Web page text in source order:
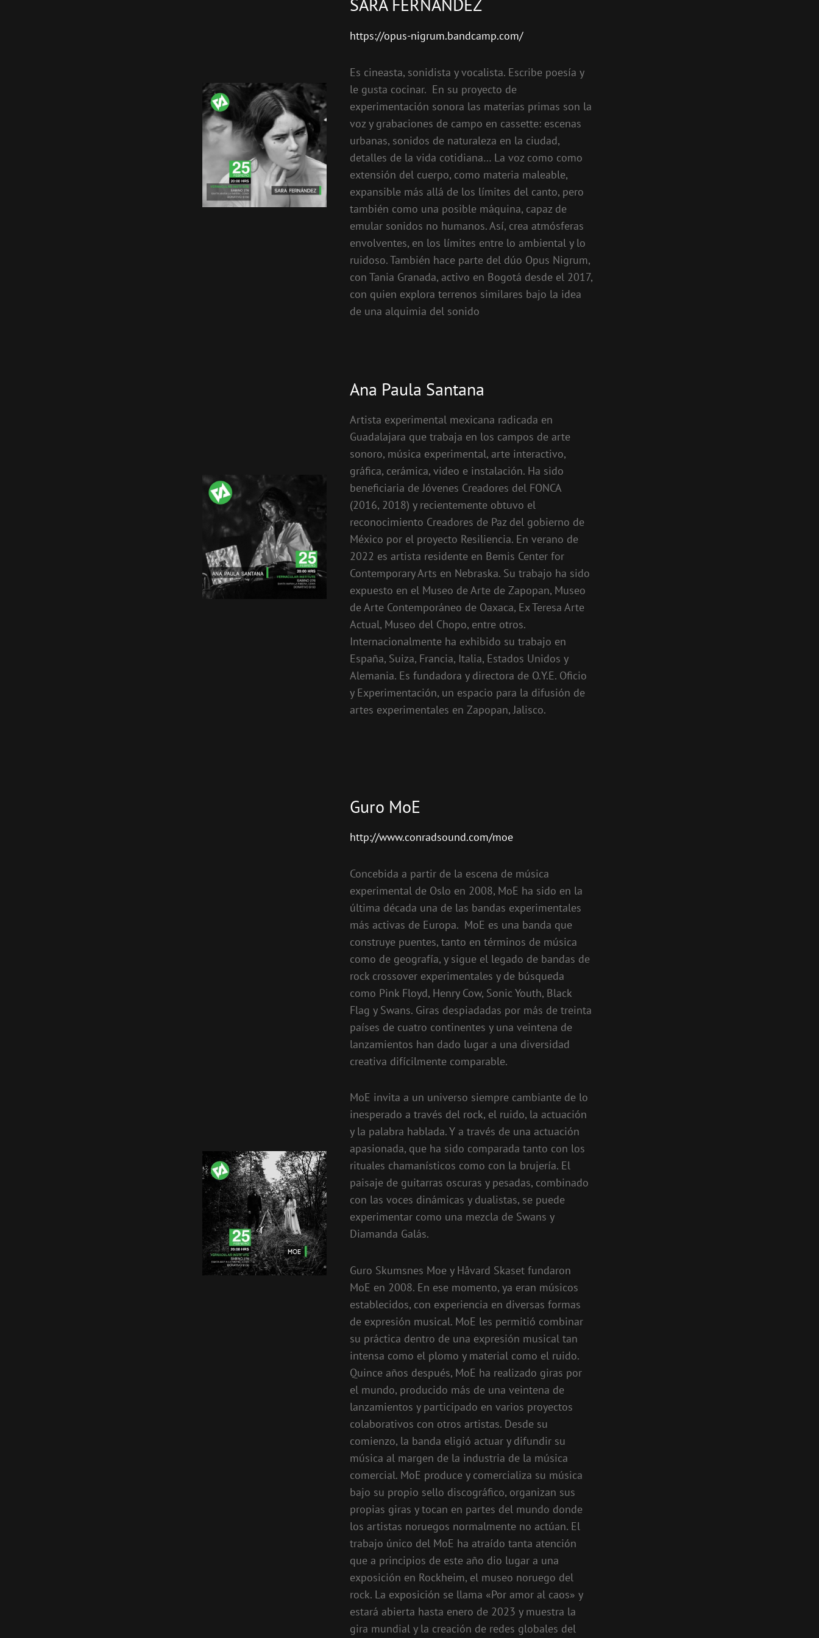
SARA FERNÁNDEZ
https://opus-nigrum.bandcamp.com/
Es cineasta, sonidista y vocalista. Escribe poesía y
le gusta cocinar. En su proyecto de
experimentación sonora las materias primas son la
voz y grabaciones de campo en cassette: escenas
urbanas, sonidos de naturaleza en la ciudad,
detalles de la vida cotidiana… La voz como como
extensión del cuerpo, como materia maleable,
expansible más allá de los límites del canto, pero
también como una posible máquina, capaz de
emular sonidos no humanos. Así, crea atmósferas
envolventes, en los límites entre lo ambiental y lo
ruidoso. También hace parte del dúo Opus Nigrum,
con Tania Granada, activo en Bogotá desde el 2017,
con quien explora terrenos similares bajo la idea
de una alquimia del sonido
Ana Paula Santana
Artista experimental mexicana radicada en
Guadalajara que trabaja en los campos de arte
sonoro, música experimental, arte interactivo,
gráfica, cerámica, video e instalación. Ha sido
beneficiaria de Jóvenes Creadores del FONCA
(2016, 2018) y recientemente obtuvo el
reconocimiento Creadores de Paz del gobierno de
México por el proyecto Resiliencia. En verano de
2022 es artista residente en Bemis Center for
Contemporary Arts en Nebraska. Su trabajo ha sido
expuesto en el Museo de Arte de Zapopan, Museo
de Arte Contemporáneo de Oaxaca, Ex Teresa Arte
Actual, Museo del Chopo, entre otros.
Internacionalmente ha exhibido su trabajo en
España, Suiza, Francia, Italia, Estados Unidos y
Alemania. Es fundadora y directora de O.Y.E. Oficio
y Experimentación, un espacio para la difusión de
artes experimentales en Zapopan, Jalisco.
Guro MoE
http://www.conradsound.com/moe
Concebida a partir de la escena de música
experimental de Oslo en 2008, MoE ha sido en la
última década una de las bandas experimentales
más activas de Europa. MoE es una banda que
construye puentes, tanto en términos de música
como de geografía, y sigue el legado de bandas de
rock crossover experimentales y de búsqueda
como Pink Floyd, Henry Cow, Sonic Youth, Black
Flag y Swans. Giras despiadadas por más de treinta
países de cuatro continentes y una veintena de
lanzamientos han dado lugar a una diversidad
creativa difícilmente comparable.
MoE invita a un universo siempre cambiante de lo
inesperado a través del rock, el ruido, la actuación
y la palabra hablada. Y a través de una actuación
apasionada, que ha sido comparada tanto con los
rituales chamanísticos como con la brujería. El
paisaje de guitarras oscuras y pesadas, combinado
con las voces dinámicas y dualistas, se puede
experimentar como una mezcla de Swans y
Diamanda Galás.
Guro Skumsnes Moe y Håvard Skaset fundaron
MoE en 2008. En ese momento, ya eran músicos
establecidos, con experiencia en diversas formas
de expresión musical. MoE les permitió combinar
su práctica dentro de una expresión musical tan
intensa como el plomo y material como el ruido.
Quince años después, MoE ha realizado giras por
el mundo, producido más de una veintena de
lanzamientos y participado en varios proyectos
colaborativos con otros artistas. Desde su
comienzo, la banda eligió actuar y difundir su
música al margen de la industria de la música
comercial. MoE produce y comercializa su música
bajo su propio sello discográfico, organizan sus
propias giras y tocan en partes del mundo donde
los artistas noruegos normalmente no actúan. El
trabajo único del MoE ha atraído tanta atención
que a principios de este año dio lugar a una
exposición en Rockheim, el museo noruego del
rock. La exposición se llama «Por amor al caos» y
estará abierta hasta enero de 2023 y muestra la
gira mundial y la creación de redes globales del